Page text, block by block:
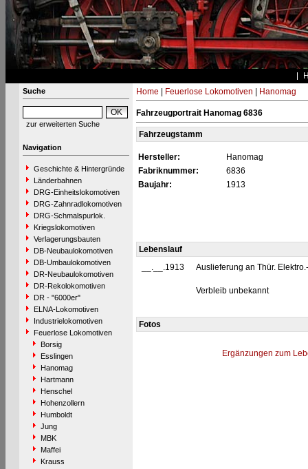
Suche
zur erweiterten Suche
Navigation
Geschichte & Hintergründe
Länderbahnen
DRG-Einheitslokomotiven
DRG-Zahnradlokomotiven
DRG-Schmalspurlok.
Kriegslokomotiven
Verlagerungsbauten
DB-Neubaulokomotiven
DB-Umbaulokomotiven
DR-Neubaulokomotiven
DR-Rekolokomotiven
DR - "6000er"
ELNA-Lokomotiven
Industrielokomotiven
Feuerlose Lokomotiven
Borsig
Esslingen
Hanomag
Hartmann
Henschel
Hohenzollern
Humboldt
Jung
MBK
Maffei
Krauss
Home Feuerlose Lokomotiven Hanomag
Fahrzeugportrait Hanomag 6836
Fahrzeugstamm
Hersteller:
Hanomag
Fabriknummer:
6836
Baujahr:
1913
Lebenslauf
__.__.1913
Auslieferung an Thür.
Verbleib unbekannt
Fotos
Ergänzungen zum